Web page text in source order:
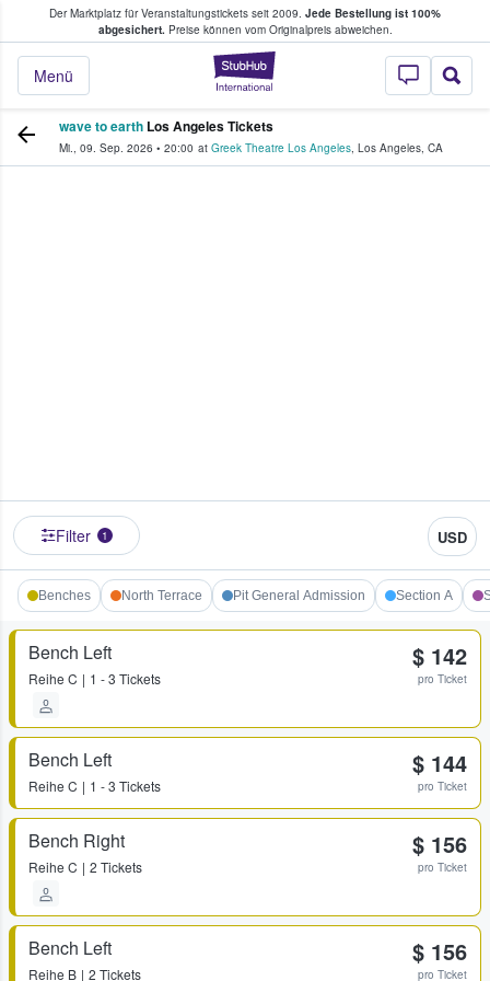
Der Marktplatz für Veranstaltungstickets seit 2009. Jede Bestellung ist 100%
abgesichert.Preise können vom Originalpreis abweichen.
StubHub - Wo
Menü
Tickets kaufen & verkaufen
wave to earth Los Angeles Tickets
Mi., 09. Sep. 2026 • 20:00 at Greek Theatre Los Angeles, Los Angeles, CA
Filter 1 USD
Benches North Terrace Pit General Admission Section A
Bench Left
Reihe C 1 - 3 Tickets
$ 142
pro Ticket
Bench Left
Reihe C 1 - 3 Tickets
$ 144
pro Ticket
Bench Right
Reihe C 2 Tickets
$ 156
pro Ticket
Bench Left
Reihe B 2 Tickets
$ 156
pro Ticket